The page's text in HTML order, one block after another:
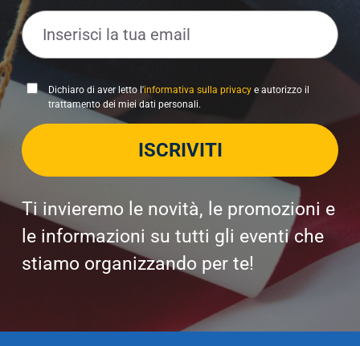
E
m
a
P
v
a
y
P
o
l
Dichiaro di aver letto l'informativa sulla privacy e autorizzo il
trattamento dei miei dati personali.
ISCRIVITI
Ti invieremo le novità, le promozioni e
le informazioni su tutti gli eventi che
stiamo organizzando per te!